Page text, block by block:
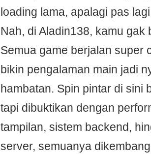
loading lama, apalagi pas
Nah, di Aladin138, kamu gak
Semua game berjalan super
bikin pengalaman main jadi
hambatan. Spin pintar di sini
tapi dibuktikan dengan
tampilan, sistem backend,
server, semuanya